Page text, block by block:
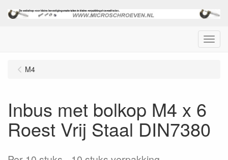
Menu
M4
Inbus met bolkop M4 x 6
Roest Vrij Staal DIN7380